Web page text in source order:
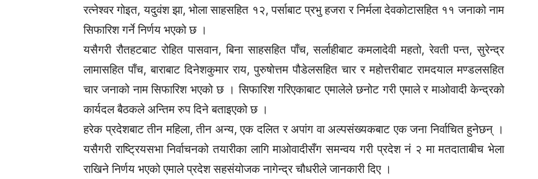
रत्नेश्वर गोइत, यदुवंश झा, भोला साहसहित १२, पर्साबाट प्रभु हजरा र निर्मला देवकोटासहित ११ जनाको नाम
सिफारिश गर्ने निर्णय भएको छ ।
यसैगरी रौतहटबाट रोहित पासवान, बिना साहसहित पाँच, सर्लाहीबाट कमलादेवी महतो, रेवती पन्त, सुरेन्द्र
लामासहित पाँच, बाराबाट दिनेशकुमार राय, पुरुषोत्तम पौडेलसहित चार र महोत्तरीबाट रामदयाल मण्डलसहित
चार जनाको नाम सिफारिश भएको छ । सिफारिश गरिएकाबाट एमालेले छनोट गरी एमाले र माओवादी केन्द्रको
कार्यदल बैठकले अन्तिम रुप दिने बताइएको छ ।
हरेक प्रदेशबाट तीन महिला, तीन अन्य, एक दलित र अपांग वा अल्पसंख्यकबाट एक जना निर्वाचित हुनेछन् ।
यसैगरी राष्ट्रियसभा निर्वाचनको तयारीका लागि माओवादीसँग समन्वय गरी प्रदेश नं २ मा मतदाताबीच भेला
राखिने निर्णय भएको एमाले प्रदेश सहसंयोजक नागेन्द्र चौधरीले जानकारी दिए ।